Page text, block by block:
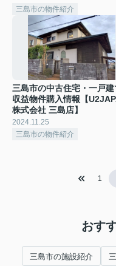
三島市の物件紹介
三島市の中古住宅・一戸建
収益物件購入情報【
株式会社 三島店】
2024.11.25
三島市の物件紹介
1
おす
三島市の施設紹介